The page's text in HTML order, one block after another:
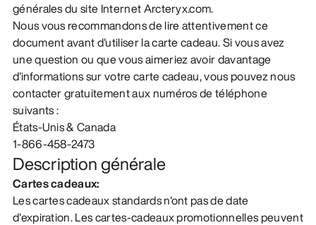
générales du site Internet Arcteryx.com.
Nous vous recommandons de lire attentivement ce
document avant d'utiliser la carte cadeau. Si vous avez
une question ou que vous aimeriez avoir davantage
d'informations sur votre carte cadeau, vous pouvez nous
contacter gratuitement aux numéros de téléphone
suivants :
États-Unis & Canada
1-866-458-2473
Description générale
Cartes cadeaux:
Les cartes cadeaux standards n'ont pas de date
d'expiration. Les cartes-cadeaux promotionnelles peuvent